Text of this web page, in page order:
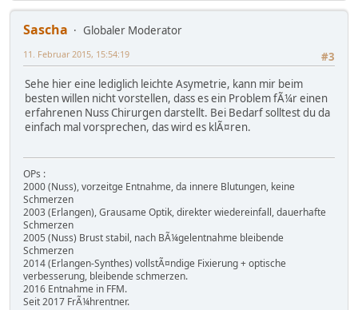
Sascha
Globaler Moderator
#3
11. Februar 2015, 15:54:19
Sehe hier eine lediglich leichte Asymetrie, kann mir beim
besten willen nicht vorstellen, dass es ein Problem fÃ¼r einen
erfahrenen Nuss Chirurgen darstellt. Bei Bedarf solltest du da
einfach mal vorsprechen, das wird es klÃ¤ren.
OPs :
2000 (Nuss), vorzeitge Entnahme, da innere Blutungen, keine
Schmerzen
2003 (Erlangen), Grausame Optik, direkter wiedereinfall, dauerhafte
Schmerzen
2005 (Nuss) Brust stabil, nach BÃ¼gelentnahme bleibende
Schmerzen
2014 (Erlangen-Synthes) vollstÃ¤ndige Fixierung + optische
verbesserung, bleibende schmerzen.
2016 Entnahme in FFM.
Seit 2017 FrÃ¼hrentner.